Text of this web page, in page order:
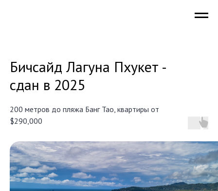
Бичсайд Лагуна Пхукет -
сдан в 2025
200 метров до пляжа Банг Тао, квартиры от
$290,000